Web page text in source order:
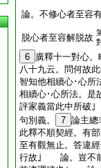
論。不修心者至容
脱心者至容解脱故
6 廣釋十一對心
八十九云。問何故
智知他相續心･心所
相續心･心所法。
評家義當此中所
句別義。
7 論主
此釋不順契經。
至有觀無止。答違
行故｣ 論。豈不前